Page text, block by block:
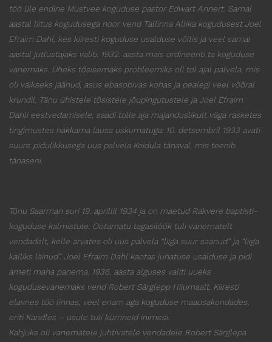
töö üle endine Mustvee koguduse pastor Edwart Annert. Samal
aastal liitus kogudusega noor vend Tallinna Allika kogudusest Joel
Efraim Dahl, kes kiiresti koguduse usalduse võitis ja veel samal
aastal jutlustajaks valiti. 1932. aasta mais ordineeriti ta koguduse
vanemaks. Üheks tõsisemaks probleemiks oli tol ajal palvela, mis
oli väikseks jäänud, asus ebasobivas kohas ja pealegi veel võõral
krundil. Tänu ühistele tõsistele jõupingutustele ja Joel Efraim
Dahli eestvedamisele, saadi tolle aja majanduslikult väga rasketes
tingimustes hakkama lausa uskumatuga: 10. detsembril 1933 avati
suure pidulikkusega uus palvela Koidula tänaval, mis teenib
tänaseni.
Tõnu Saarman suri 19. aprillil 1934 ja on maetud Rakvere baptisti-
koguduse kalmistule. Ootamatu tagasilöök tuli vanematelt
vendadelt, kelle arvates oli uus palvela “liiga suur saanud” ja “liiga
kalliks läinud”. Joel Efraim Dahl kaotas juhatuse usalduse ja pidi
ameti maha panema. 1936. aasta alguses valiti uueks
kogudusevanemaks vend Robert Särglepp Hiiumaalt. Kiiresti
elavnes töö linnas, veel enam aga koguduse maaosakondades,
eriti Kandles – usule tuli kümneid inimesi.
Kahjuks oli vanematele juhtivatele vendadele Robert Särglepa